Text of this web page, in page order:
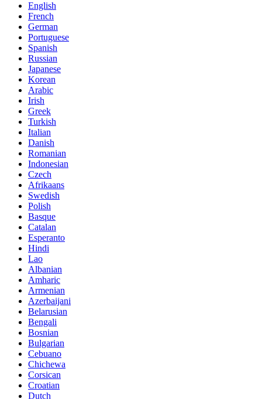
English
French
German
Portuguese
Spanish
Russian
Japanese
Korean
Arabic
Irish
Greek
Turkish
Italian
Danish
Romanian
Indonesian
Czech
Afrikaans
Swedish
Polish
Basque
Catalan
Esperanto
Hindi
Lao
Albanian
Amharic
Armenian
Azerbaijani
Belarusian
Bengali
Bosnian
Bulgarian
Cebuano
Chichewa
Corsican
Croatian
Dutch